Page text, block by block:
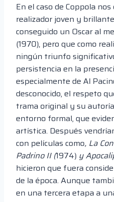
En el caso de Coppola
realizador joven y
conseguido un Oscar al
(1970), pero que como
ningún triunfo
persistencia en la
especialmente de Al
desconocido, el respeto
trama original y su
entorno formal, que
artística. Después
con películas como, La
Padrino II (1974) y
hicieron que fuera
de la época. Aunque
en una tercera etapa a